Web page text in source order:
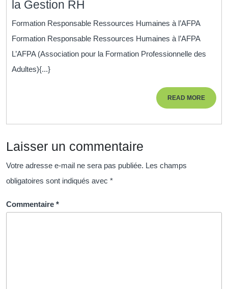
la Gestion RH
de
Responsable
Humaines
Clés
pour
Formation Responsable Ressources Humaines à l’AFPA
Formation Responsable Ressources Humaines à l’AFPA
L’AFPA (Association pour la Formation Professionnelle des
Adultes){...}
READ MOREREAD
MORE
Laisser un commentaire
Votre adresse e-mail ne sera pas publiée. Les champs
obligatoires sont indiqués avec *
Commentaire *